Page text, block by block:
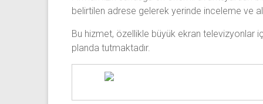
belirtilen adrese gelerek yerinde inceleme ve
Bu hizmet, özellikle büyük ekran televizyonlar
planda tutmaktadır.